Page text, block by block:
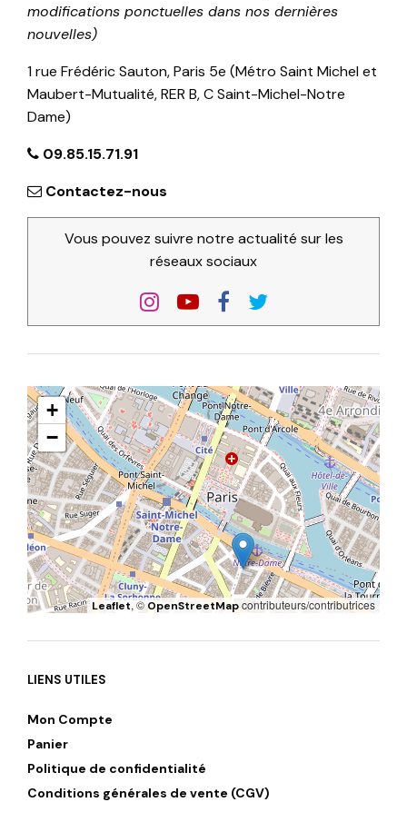
modifications ponctuelles dans nos dernières
nouvelles)
1 rue Frédéric Sauton, Paris 5e (Métro Saint Michel et
Maubert-Mutualité, RER B, C Saint-Michel-Notre
Dame)
09.85.15.71.91
Contactez-nous
Vous pouvez suivre notre actualité sur les
réseaux sociaux
+
−
Leaflet, ©OpenStreetMapcontributeurs/contributrices
LIENS UTILES
Mon Compte
Panier
Politique de confidentialité
Conditions générales de vente (CGV)